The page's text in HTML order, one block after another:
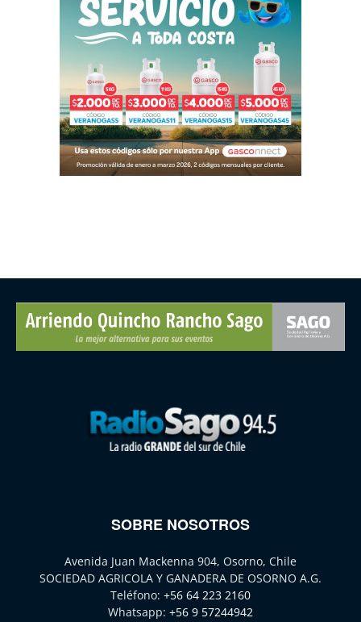
SOBRE NOSOTROS
Avenida Juan Mackenna 904, Osorno, Chile
SOCIEDAD AGRICOLA Y GANADERA DE OSORNO A.G.
Teléfono: +56 64 223 2160
Whatsapp: +56 9 57244942